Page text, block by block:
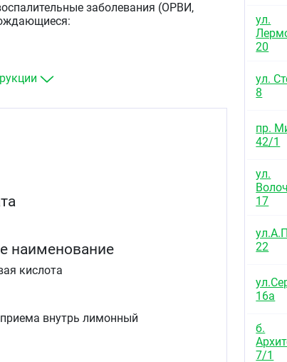
заболевания (ОРВИ,
температурой,
наименование
кислота
внутрь лимонный
ул.
20
ул.
8
пр.
42/1
ул.
17
22
16а
б.
7/1